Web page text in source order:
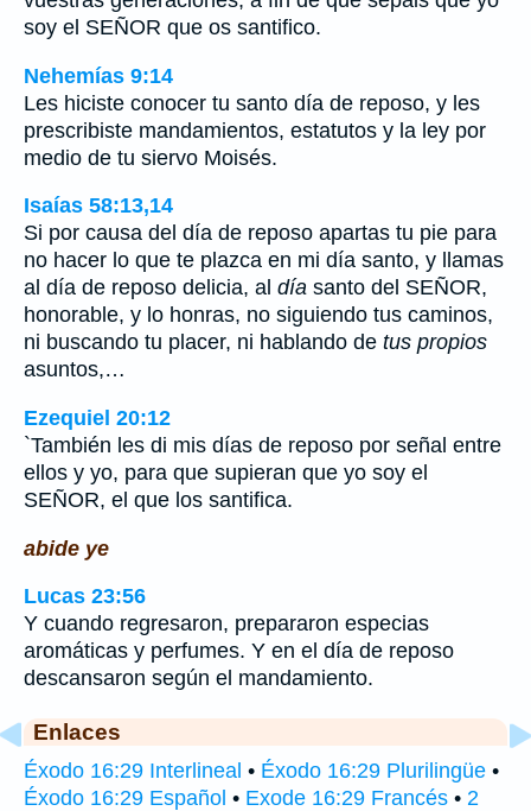
soy el SEÑOR que os santifico.
Nehemías 9:14
Les hiciste conocer tu santo día de reposo, y les
prescribiste mandamientos, estatutos y la ley por
medio de tu siervo Moisés.
Isaías 58:13,14
Si por causa del día de reposo apartas tu pie para
no hacer lo que te plazca en mi día santo, y llamas
al día de reposo delicia, al día santo del SEÑOR,
honorable, y lo honras, no siguiendo tus caminos,
ni buscando tu placer, ni hablando de tus propios
asuntos,…
Ezequiel 20:12
`También les di mis días de reposo por señal entre
ellos y yo, para que supieran que yo soy el
SEÑOR, el que los santifica.
abide ye
Lucas 23:56
Y cuando regresaron, prepararon especias
aromáticas y perfumes. Y en el día de reposo
descansaron según el mandamiento.
Enlaces
Éxodo 16:29 Interlineal • Éxodo 16:29 Plurilingüe •
Éxodo 16:29 Español • Exode 16:29 Francés • 2